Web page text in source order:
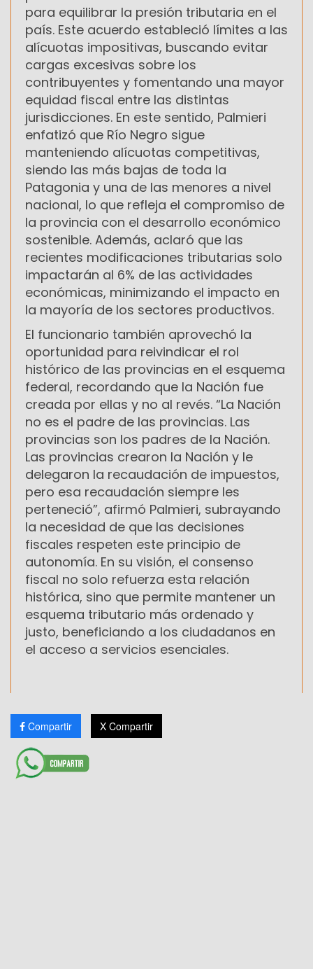
para equilibrar la presión tributaria en el
país. Este acuerdo estableció límites a las
alícuotas impositivas, buscando evitar
cargas excesivas sobre los
contribuyentes y fomentando una mayor
equidad fiscal entre las distintas
jurisdicciones. En este sentido, Palmieri
enfatizó que Río Negro sigue
manteniendo alícuotas competitivas,
siendo las más bajas de toda la
Patagonia y una de las menores a nivel
nacional, lo que refleja el compromiso de
la provincia con el desarrollo económico
sostenible. Además, aclaró que las
recientes modificaciones tributarias solo
impactarán al 6% de las actividades
económicas, minimizando el impacto en
la mayoría de los sectores productivos.
El funcionario también aprovechó la
oportunidad para reivindicar el rol
histórico de las provincias en el esquema
federal, recordando que la Nación fue
creada por ellas y no al revés. “La Nación
no es el padre de las provincias. Las
provincias son los padres de la Nación.
Las provincias crearon la Nación y le
delegaron la recaudación de impuestos,
pero esa recaudación siempre les
perteneció”, afirmó Palmieri, subrayando
la necesidad de que las decisiones
fiscales respeten este principio de
autonomía. En su visión, el consenso
fiscal no solo refuerza esta relación
histórica, sino que permite mantener un
esquema tributario más ordenado y
justo, beneficiando a los ciudadanos en
el acceso a servicios esenciales.
Compartir X Compartir